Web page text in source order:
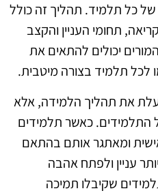
כל תלמיד. תהליך זה כולל
תחומי העניין והקצב
יכולים להתאים את
לכל תלמיד בצורה מיטבית.
את תהליך הלמידה, אלא
התלמידים. כאשר תלמידים
ומאתגר אותם בהתאם
עניין ולפתח אהבה
שקיבלו תמיכה